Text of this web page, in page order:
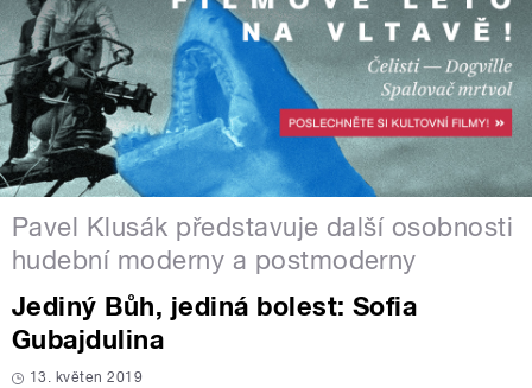
Pavel Klusák představuje další osobnosti
hudební moderny a postmoderny
Jediný Bůh, jediná bolest: Sofia
Gubajdulina
13. květen 2019